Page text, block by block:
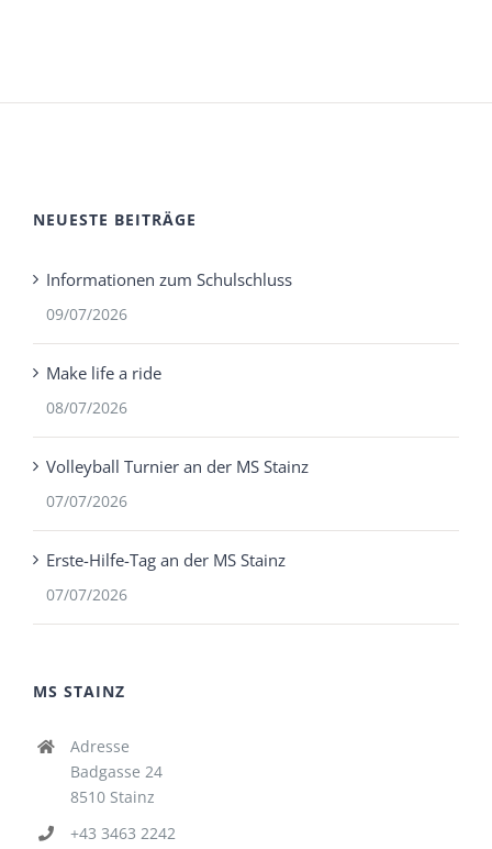
NEUESTE BEITRÄGE
Informationen zum Schulschluss
09/07/2026
Make life a ride
08/07/2026
Volleyball Turnier an der MS Stainz
07/07/2026
Erste-Hilfe-Tag an der MS Stainz
07/07/2026
MS STAINZ
Adresse
Badgasse 24
8510 Stainz
+43 3463 2242